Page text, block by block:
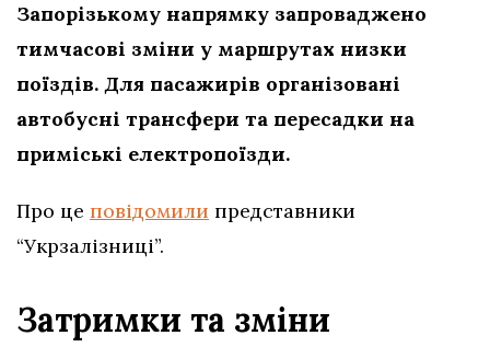
Запорізькому напрямку запроваджено
тимчасові зміни у маршрутах низки
поїздів. Для пасажирів організовані
автобусні трансфери та пересадки на
приміські електропоїзди.
Про це повідомили представники
“Укрзалізниці”.
Затримки та зміни